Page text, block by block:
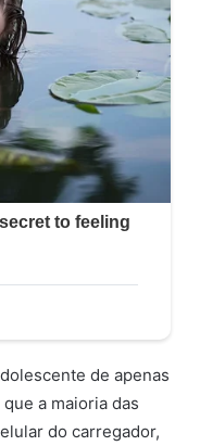
de apenas
a maioria das
do carregador,